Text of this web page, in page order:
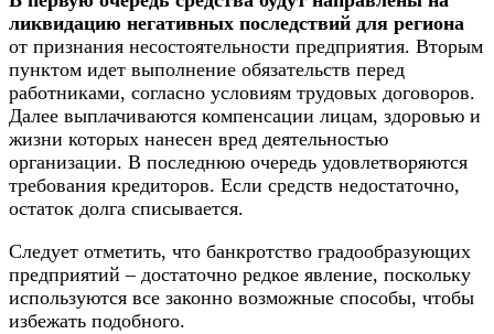
ликвидацию негативных последствий для региона
от признания несостоятельности предприятия. Вторым
пунктом идет выполнение обязательств перед
работниками, согласно условиям трудовых договоров.
Далее выплачиваются компенсации лицам, здоровью и
жизни которых нанесен вред деятельностью
организации. В последнюю очередь удовлетворяются
требования кредиторов. Если средств недостаточно,
остаток долга списывается.
Следует отметить, что банкротство градообразующих
предприятий – достаточно редкое явление, поскольку
используются все законно возможные способы, чтобы
избежать подобного.